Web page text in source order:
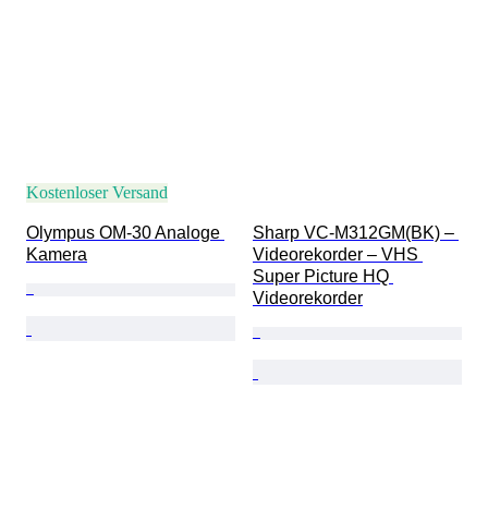
Kostenloser Versand
Olympus OM-30 Analoge
Kamera
Sharp VC-M312GM(BK) –
Videorekorder – VHS
Super Picture HQ
Videorekorder